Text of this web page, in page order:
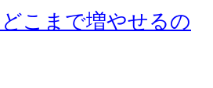
こまで増やせるの